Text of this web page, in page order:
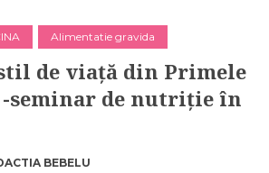
Alimentatie gravida
de viață din Primele
-seminar de nutriţie în
BEBELU